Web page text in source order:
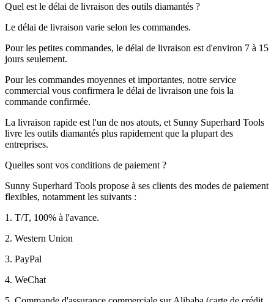
Quel est le délai de livraison des outils diamantés ?
Le délai de livraison varie selon les commandes.
Pour les petites commandes, le délai de livraison est d'environ 7 à 15
jours seulement.
Pour les commandes moyennes et importantes, notre service
commercial vous confirmera le délai de livraison une fois la
commande confirmée.
La livraison rapide est l'un de nos atouts, et Sunny Superhard Tools
livre les outils diamantés plus rapidement que la plupart des
entreprises.
Quelles sont vos conditions de paiement ?
Sunny Superhard Tools propose à ses clients des modes de paiement
flexibles, notamment les suivants :
1. T/T, 100% à l'avance.
2. Western Union
3. PayPal
4. WeChat